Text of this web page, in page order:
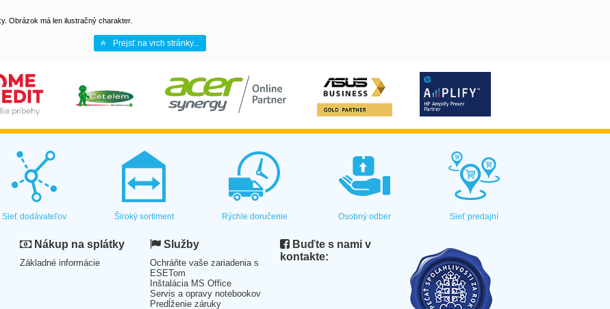
Obrázok má len ilustračný charakter.
Prejsť na vrch stránky...
Sieť dodávateľov Široký sortiment Rýchle doručenie Osobný odber Sieť predajní
Nákup na splátky
Základné informácie
Služby
Ochráňte vaše zariadenia s
ESETom
Inštalácia MS Office
Servis a opravy notebookov
Predĺženie záruky
Buďte s nami v
kontakte: